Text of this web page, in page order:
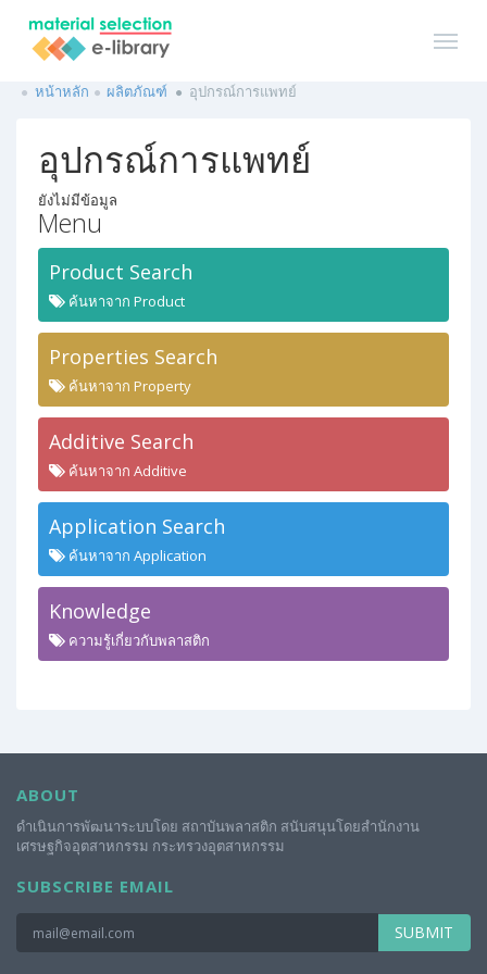
หน้าหลัก ผลิตภัณฑ์ อุปกรณ์การแพทย์
อุปกรณ์การแพทย์
ยังไม่มีข้อมูล
Menu
Product Search
ค้นหาจาก Product
Properties Search
ค้นหาจาก Property
Additive Search
ค้นหาจาก Additive
Application Search
ค้นหาจาก Application
Knowledge
ความรู้เกี่ยวกับพลาสติก
ABOUT
ดำเนินการพัฒนาระบบโดย สถาบันพลาสติก สนับสนุนโดยสำนักงาน
เศรษฐกิจอุตสาหกรรม กระทรวงอุตสาหกรรม
SUBSCRIBE EMAIL
SUBMIT